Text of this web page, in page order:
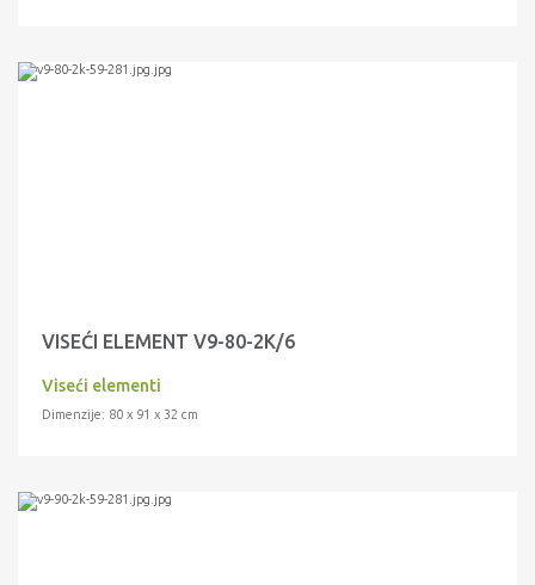
VISEĆI ELEMENT V9-80-2K/6
Viseći elementi
Dimenzije: 80 x 91 x 32 cm